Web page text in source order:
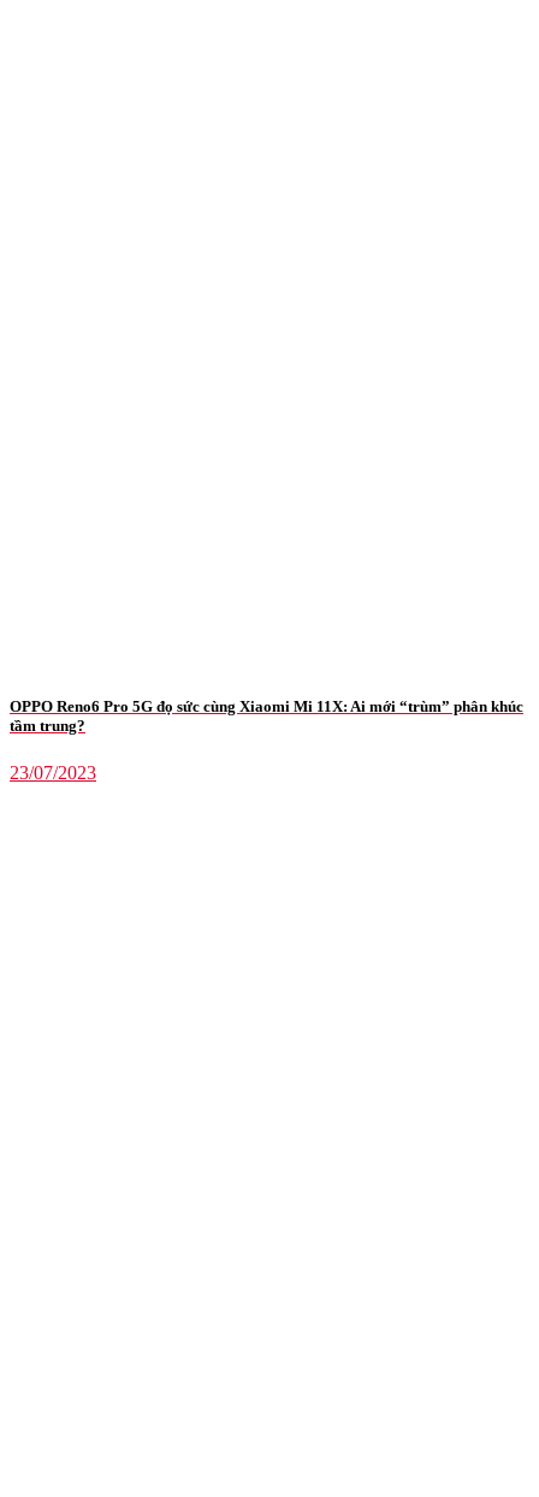
OPPO Reno6 Pro 5G đọ sức cùng Xiaomi Mi 11X: Ai mới “trùm” phân khúc
tầm trung?
23/07/2023